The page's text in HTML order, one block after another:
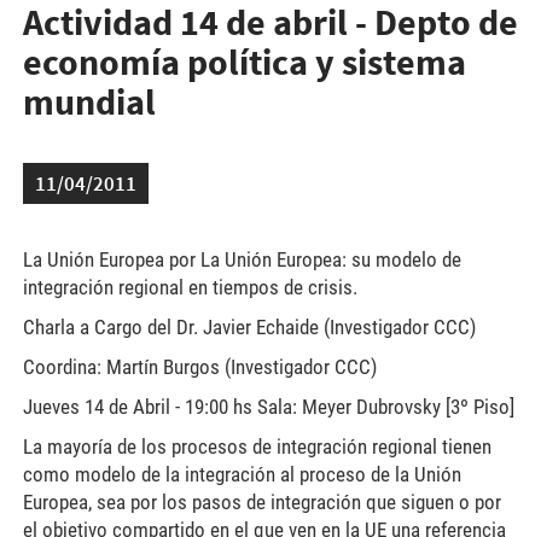
Actividad 14 de abril - Depto de
economía política y sistema
mundial
11/04/2011
La Unión Europea por La Unión Europea: su modelo de
integración regional en tiempos de crisis.
Charla a Cargo del Dr. Javier Echaide (Investigador CCC)
Coordina: Martín Burgos (Investigador CCC)
Jueves 14 de Abril - 19:00 hs Sala: Meyer Dubrovsky [3º Piso]
La mayoría de los procesos de integración regional tienen
como modelo de la integración al proceso de la Unión
Europea, sea por los pasos de integración que siguen o por
el objetivo compartido en el que ven en la UE una referencia